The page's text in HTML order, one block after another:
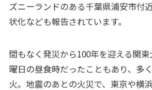
ズニーランドのある千葉県浦安市付
状化なども報告されています。
間もなく発災から100年を迎える関
曜日の昼食時だったこともあり、多
火。地震のあとの火災で、東京や横